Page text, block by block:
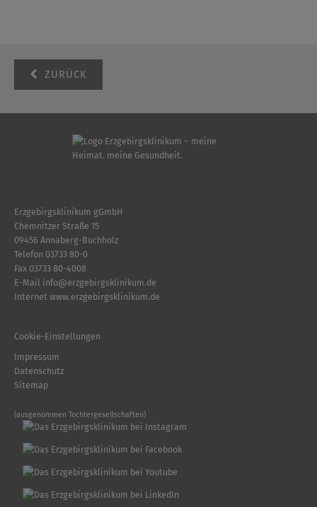
ZURÜCK
Erzgebirgsklinikum gGmbH
Chemnitzer Straße 15
09456 Annaberg-Buchholz
Telefon 03733 80-0
Fax 03733 80-4008
E-Mail info@erzgebirgsklinikum.de
Internet www.erzgebirgsklinikum.de
Cookie-Einstellungen
Impressum
Datenschutz
Sitemap
(ausgenommen Tochtergesellschaften)